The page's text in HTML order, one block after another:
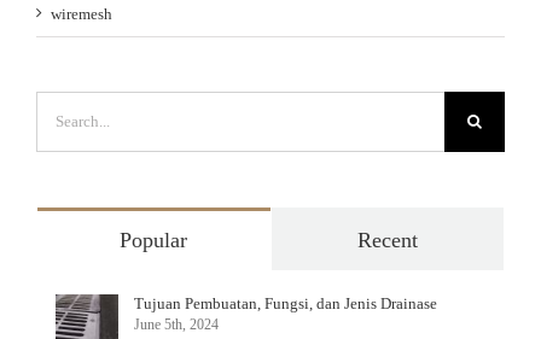
wiremesh
for:
Popular Recent
Tujuan Pembuatan, Fungsi, dan Jenis Drainase
June 5th, 2024